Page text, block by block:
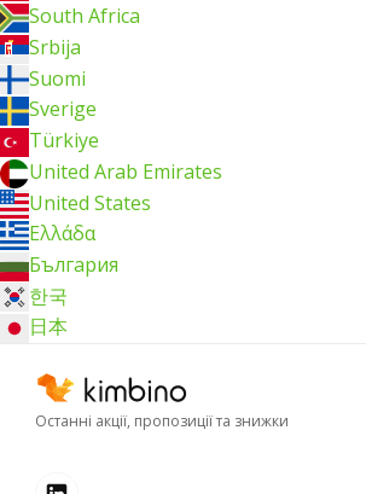
South Africa
Srbija
Suomi
Sverige
Türkiye
United Arab Emirates
United States
Ελλάδα
България
한국
日本
Останні акції, пропозиції та знижки